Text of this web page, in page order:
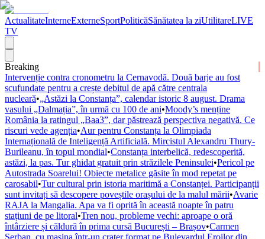
ActualitateInterneExterneSportPoliticăSănătatea la ziUtilitareLIVE
TV
Breaking
Intervenție contra cronometru la Cernavodă. Două barje au fost
scufundate pentru a crește debitul de apă către centrala
nucleară•„Astăzi la Constanța”, calendar istoric 8 august. Drama
vasului „Dalmația”, în urmă cu 100 de ani•Moody’s menține
România la ratingul „Baa3”, dar păstrează perspectiva negativă. Ce
riscuri vede agenția•Aur pentru Constanța la Olimpiada
Internațională de Inteligență Artificială. Mircistul Alexandru Thury-
Burileanu, în topul mondial•Constanța interbelică, redescoperită,
astăzi, la pas. Tur ghidat gratuit prin străzilele Peninsulei•Pericol pe
Autostrada Soarelui! Obiecte metalice găsite în mod repetat pe
carosabil•Tur cultural prin istoria maritimă a Constanței. Participanții
sunt invitați să descopere poveștile orașului de la malul mării•Avarie
RAJA la Mangalia. Apa va fi oprită în această noapte în patru
stațiuni de pe litoral•Tren nou, probleme vechi: aproape o oră
întârziere și căldură în prima cursă București – Brașov•Carmen
Șerban, cu mașina într-un crater format pe Bulevardul Eroilor din